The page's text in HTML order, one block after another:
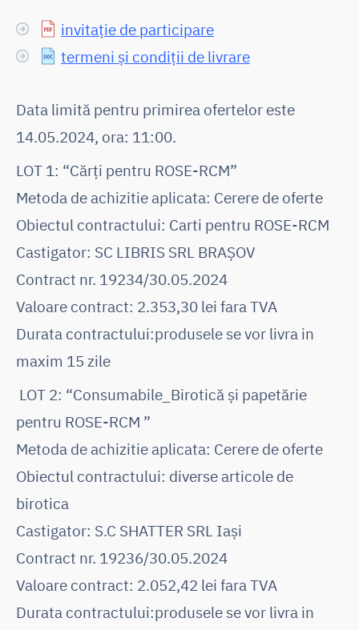
invitație de participare
termeni și condiții de livrare
Data limită pentru primirea ofertelor este
14.05.2024, ora: 11:00.
LOT 1: “Cărți pentru ROSE-RCM”
Metoda de achizitie aplicata: Cerere de oferte
Obiectul contractului: Carti pentru ROSE-RCM
Castigator: SC LIBRIS SRL BRAȘOV
Contract nr. 19234/30.05.2024
Valoare contract: 2.353,30 lei fara TVA
Durata contractului:produsele se vor livra in
maxim 15 zile
LOT 2: “Consumabile_Birotică și papetărie
pentru ROSE-RCM ”
Metoda de achizitie aplicata: Cerere de oferte
Obiectul contractului: diverse articole de
birotica
Castigator: S.C SHATTER SRL Iași
Contract nr. 19236/30.05.2024
Valoare contract: 2.052,42 lei fara TVA
Durata contractului:produsele se vor livra in